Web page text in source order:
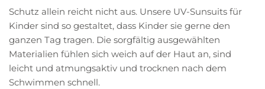
Schutz allein reicht nicht aus. Unsere UV-Sunsuits für
Kinder sind so gestaltet, dass Kinder sie gerne den
ganzen Tag tragen. Die sorgfältig ausgewählten
Materialien fühlen sich weich auf der Haut an, sind
leicht und atmungsaktiv und trocknen nach dem
Schwimmen schnell.